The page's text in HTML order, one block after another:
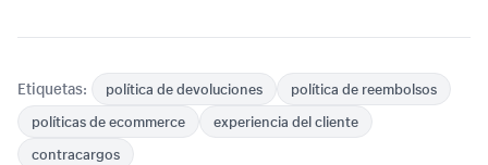
Etiquetas: política de devoluciones
política de reembolsos
políticas de ecommerce
experiencia del cliente
contracargos